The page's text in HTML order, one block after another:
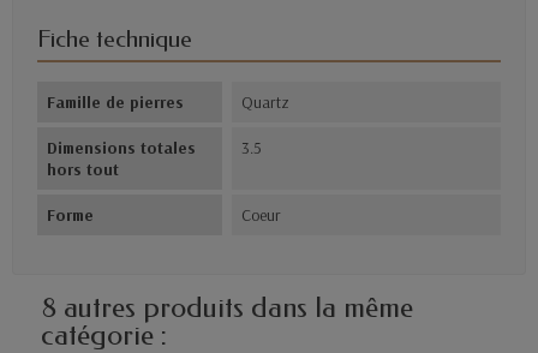
Fiche technique
Famille de pierres Quartz
Dimensions totales
hors tout
3.5
Forme Coeur
8 autres produits dans la même
catégorie :